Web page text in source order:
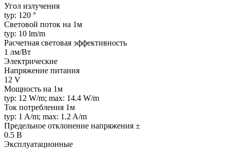
Угол излучения
typ: 120 °
Световой поток на 1м
typ: 10 lm/m
Расчетная световая эффективность
1 лм/Вт
Электрические
Напряжение питания
12 V
Мощность на 1м
typ: 12 W/m; max: 14.4 W/m
Ток потребления 1м
typ: 1 A/m; max: 1.2 A/m
Предельное отклонение напряжения ±
0.5 В
Эксплуатационные